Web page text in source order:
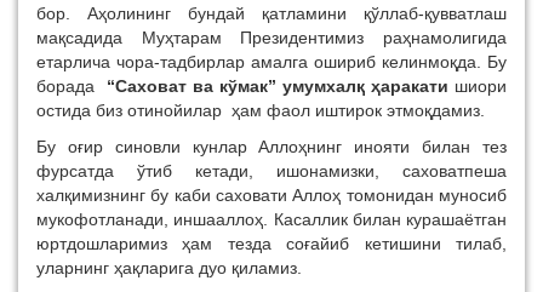
бор. Аҳолининг бундай қатламини қўллаб-қувватлаш
мақсадида Муҳтарам Президентимиз раҳнамолигида
етарлича чора-тадбирлар амалга ошириб келинмоқда. Бу
борада “Саховат ва кўмак” умумхалқ ҳаракати шиори
остида биз отинойилар ҳам фаол иштирок этмоқдамиз.
Бу оғир синовли кунлар Аллоҳнинг инояти билан тез
фурсатда ўтиб кетади, ишонамизки, саховатпеша
халқимизнинг бу каби саховати Аллоҳ томонидан муносиб
мукофотланади, иншааллоҳ. Касаллик билан курашаётган
юртдошларимиз ҳам тезда соғайиб кетишини тилаб,
уларнинг ҳақларига дуо қиламиз.